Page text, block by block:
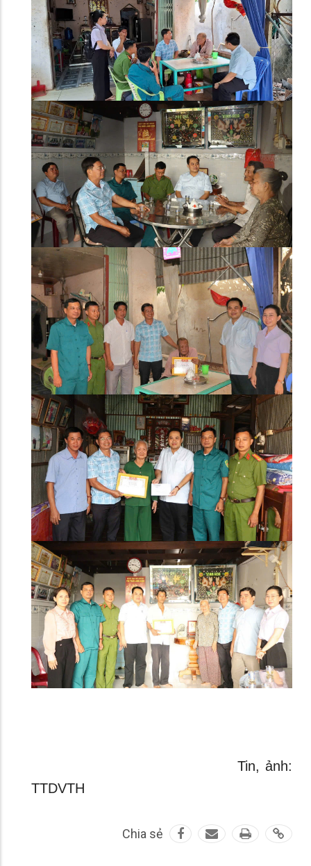
Tin, ảnh:
TTDVTH
Chia sẻ